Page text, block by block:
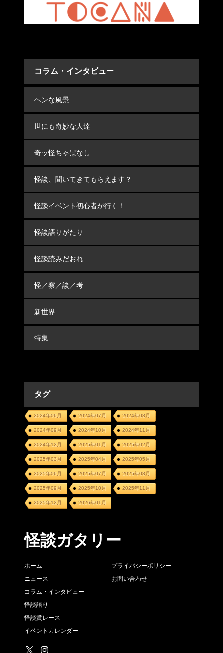
コラム・インタビュー
ヘンな風景
世にも奇妙な人達
奇ッ怪ちゃばなし
怪談、聞いてきてもらえます？
怪談イベント初心者が行く！
怪談語りがたり
怪談読みだおれ
怪／察／談／考
新世界
特集
タグ
2024年06月 2024年07月 2024年08月
2024年09月 2024年10月 2024年11月
2024年12月 2025年01月 2025年02月
2025年03月 2025年04月 2025年05月
2025年06月 2025年07月 2025年08月
2025年09月 2025年10月 2025年11月
2025年12月 2026年01月
怪談ガタリー
ホーム
ニュース
コラム・インタビュー
怪談語り
怪談賞レース
イベントカレンダー
プライバシーポリシー
お問い合わせ